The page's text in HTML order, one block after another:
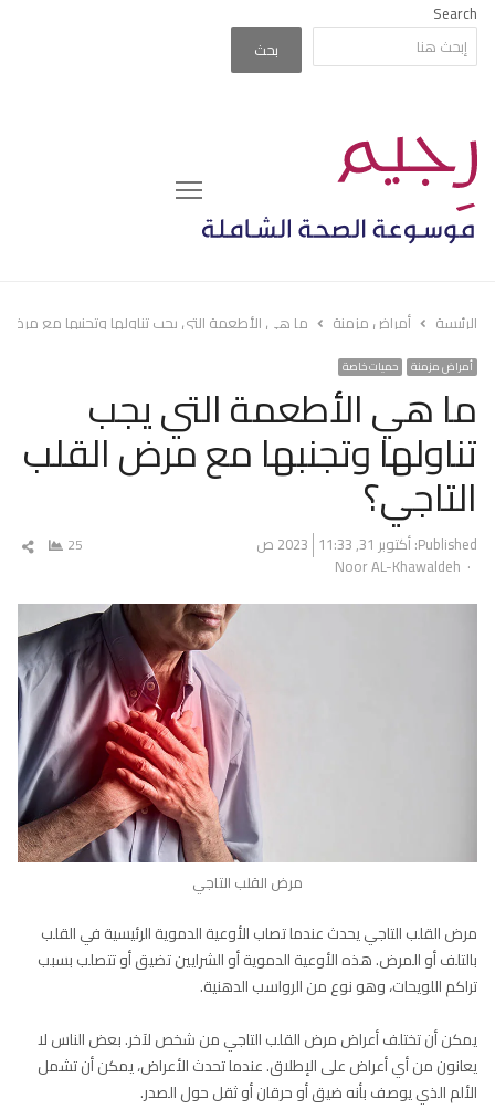
Search
بحث
Menu
الرئيسة أمراض مزمنة ما هي الأطعمة التي يجب تناولها وتجنبها مع مرض
أمراض مزمنة حميات خاصة
ما هي الأطعمة التي يجب
تناولها وتجنبها مع مرض القلب
التاجي؟
Published: أكتوبر 31, 2023 11:33 ص
Author
Noor AL-Khawaldeh
25
مرض القلب التاجي
مرض القلب التاجي يحدث عندما تصاب الأوعية الدموية الرئيسية في القلب
بالتلف أو المرض. هذه الأوعية الدموية أو الشرايين تضيق أو تتصلب بسبب
تراكم اللويحات، وهو نوع من الرواسب الدهنية.
يمكن أن تختلف أعراض مرض القلب التاجي من شخص لآخر. بعض الناس لا
يعانون من أي أعراض على الإطلاق. عندما تحدث الأعراض، يمكن أن تشمل
الألم الذي يوصف بأنه ضيق أو حرقان أو ثقل حول الصدر.